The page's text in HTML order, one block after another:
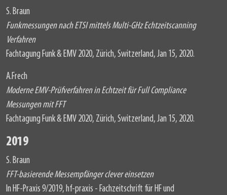
S. Braun
Funkmessungen nach ETSI mittels Multi-GHz Echtzeitscanning
Verfahren
Fachtagung Funk & EMV 2020, Zürich, Switzerland, Jan 15, 2020.
A.Frech
Moderne EMV-Prüfverfahren in Echtzeit für Full Compliance
Messungen mit FFT
Fachtagung Funk & EMV 2020, Zürich, Switzerland, Jan 15, 2020.
2019
S. Braun
FFT-basierende Messempfänger clever einsetzen
In HF-Praxis 9/2019, hf-praxis - Fachzeitschrift für HF und